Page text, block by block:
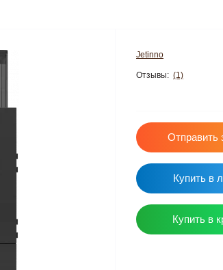
Jetinno
Отзывы: (1)
Отправить
Купить в
Купить в